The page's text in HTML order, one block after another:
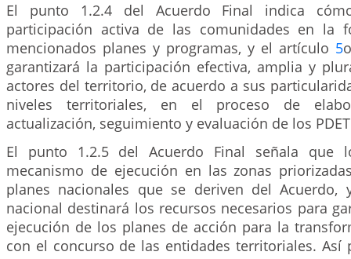
El punto 1.2.4 del Acuerdo Final indica
participación activa de las comunidades en la
mencionados planes y programas, y el artículo 5
garantizará la participación efectiva, amplia y
actores del territorio, de acuerdo a sus
niveles territoriales, en el proceso de
actualización, seguimiento y evaluación de los
El punto 1.2.5 del Acuerdo Final señala que
mecanismo de ejecución en las zonas
planes nacionales que se deriven del Acuerdo,
nacional destinará los recursos necesarios para
ejecución de los planes de acción para la
con el concurso de las entidades territoriales.